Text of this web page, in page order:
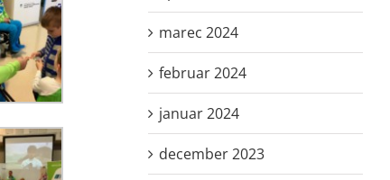
marec 2024
februar 2024
januar 2024
december 2023